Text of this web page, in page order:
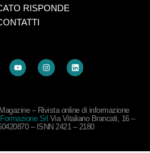
RISPONDE
– Rivista online di informazione
Srl Via Vitaliano Brancati, 16 –
– ISNN 2421 – 2180